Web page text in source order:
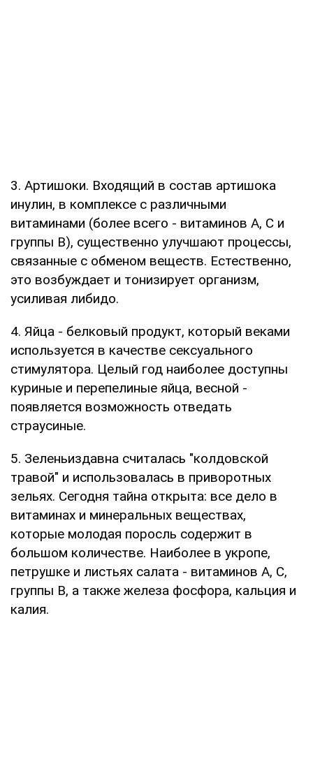
3. Артишоки. Входящий в состав артишока
инулин, в комплексе с различными
витаминами (более всего - витаминов А, С и
группы В), существенно улучшают процессы,
связанные с обменом веществ. Естественно,
это возбуждает и тонизирует организм,
усиливая либидо.
4. Яйца - белковый продукт, который веками
используется в качестве сексуального
стимулятора. Целый год наиболее доступны
куриные и перепелиные яйца, весной -
появляется возможность отведать
страусиные.
5. Зеленьиздавна считалась "колдовской
травой" и использовалась в приворотных
зельях. Сегодня тайна открыта: все дело в
витаминах и минеральных веществах,
которые молодая поросль содержит в
большом количестве. Наиболее в укропе,
петрушке и листьях салата - витаминов А, С,
группы В, а также железа фосфора, кальция и
калия.